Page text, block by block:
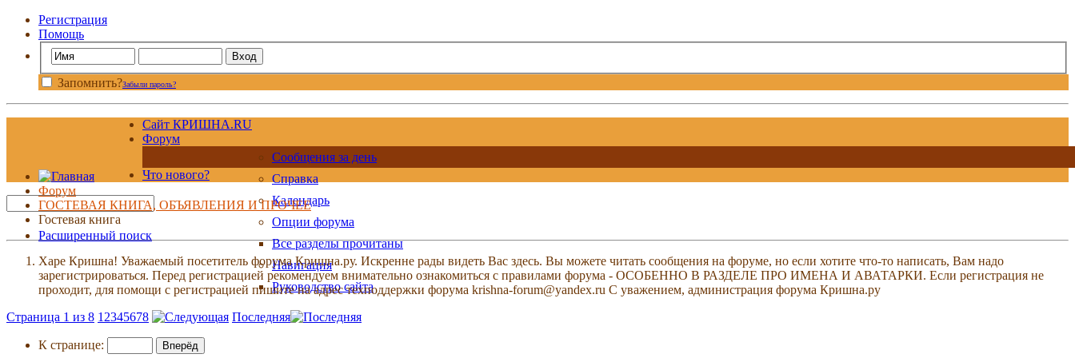
Регистрация
Помощь
Запомнить?Забыли пароль?
Сайт КРИШНА.RU
Форум
Сообщения за день
Справка
Календарь
Опции форума
Все разделы прочитаны
Навигация
Руководство сайта
Что нового?
Расширенный поиск
Форум
ГОСТЕВАЯ КНИГА, ОБЪЯВЛЕНИЯ И ПРОЧЕЕ
Гостевая книга
Харе Кришна! Уважаемый посетитель форума Кришна.ру. Искренне рады видеть Вас здесь. Вы можете читать сообщения на форуме, но если хотите что-то написать, Вам надо
зарегистрироваться. Перед регистрацией рекомендуем внимательно ознакомиться с правилами форума - ОСОБЕННО В РАЗДЕЛЕ ПРО ИМЕНА И АВАТАРКИ. Если регистрация не
проходит, для помощи с регистрацией пишите на адрес техподдержки форума krishna-forum@yandex.ru С уважением, администрация форума Кришна.ру
Страница 1 из 8 1 2345678 Последняя
К странице: